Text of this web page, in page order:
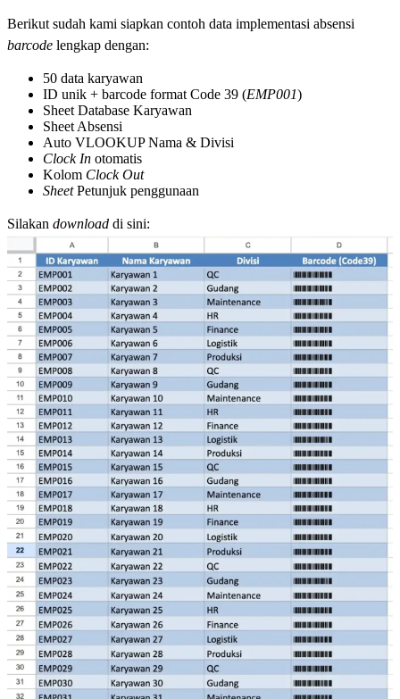
Berikut sudah kami siapkan contoh data implementasi absensi
barcode lengkap dengan:
50 data karyawan
ID unik + barcode format Code 39 (EMP001)
Sheet Database Karyawan
Sheet Absensi
Auto VLOOKUP Nama & Divisi
Clock In otomatis
Kolom Clock Out
SheetPetunjuk penggunaan
Silakan download di sini: